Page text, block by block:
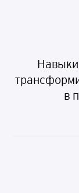
Навыки
в